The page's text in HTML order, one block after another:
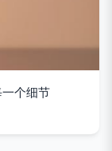
个细节